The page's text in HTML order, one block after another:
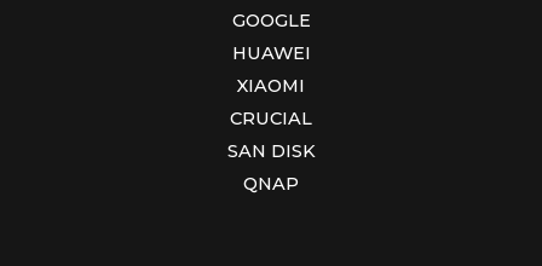
GOOGLE
HUAWEI
XIAOMI
CRUCIAL
SAN DISK
QNAP